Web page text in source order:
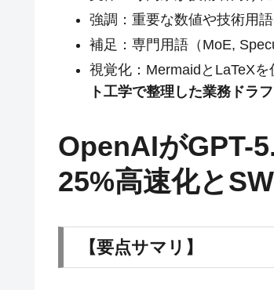
強調：重要な数値や技術用語
補足：専門用語（MoE,
視覚化：MermaidとLaTeX
ト工学で整理した業務ドラフ
OpenAIがGPT-
25%高速化と
【要点サマリ】